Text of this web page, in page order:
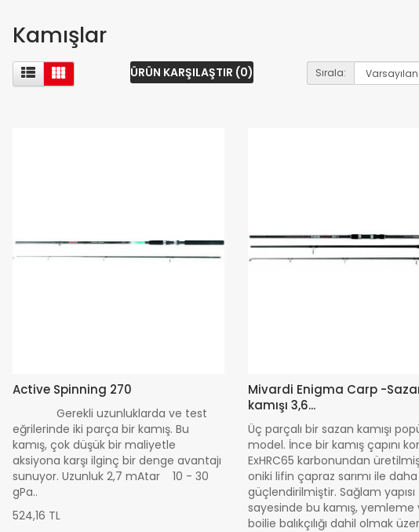
Kamışlar
ÜRÜN KARŞILAŞTIR (0) Sırala:
Active Spinning 270
Gerekli uzunluklarda ve test
eğrilerinde iki parça bir kamış. Bu
kamış, çok düşük bir maliyetle
aksiyona karşı ilginç bir denge avantajı
sunuyor. Uzunluk 2,7 mAtar 10 - 30
gPa..
524,16 TL
Mivardi Enigma Carp -
kamışı 3,6...
Üç parçalı bir sazan kamışı
model. İnce bir kamış çapını
ExHRC65 karbonundan
oniki lifin çapraz sarımı ile
güçlendirilmiştir. Sağlam yapısı
sayesinde bu kamış, yemleme
boilie balıkçılığı dahil olmak